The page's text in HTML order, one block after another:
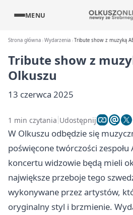
MENU
Strona główna Wydarzenia Tribute show z muzyką
Tribute show z
Olkuszu
13 czerwca 2025
1 min czytania Udostępnij
W Olkuszu odbędzie się
poświęcone twórczości zespołu
koncertu widzowie będą mieli
największe przeboje tego
wykonywane przez artystów,
oryginalny styl i brzmienie.